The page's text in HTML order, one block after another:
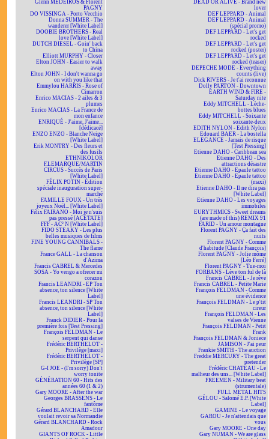
Glenn MEDEIROS & Florent
PAGNY
DO VISSINGA - Porto Vecchio
Donna SUMMER - The
wanderer [White Label]
DOOBIE BROTHERS - Real
love [White Label]
DUTCH DIESEL - Goin' back
to China
Elliott MURPHY - Closer
Elton JOHN - Easier to walk
away
Elton JOHN - I don't wanna go
on with you like that
Emmylou HARRIS - Rose of
Cimarron
Enrico MACIAS - 2 ailes & 3
plumes
Enrico MACIAS - La France de
mon enfance
ENRIQUÉ - J'aime, J'aime...
[dédicacé]
ENZO ENZO - Blanche Neige
[White Label]
Erik MONTRY - Des fleurs et
des fusils
ETHNIKOLOR
F.LEMARQUE/MARTIN
CIRCUS - Succès de Paris
[White Label]
FÉLIX POTIN - Édition
spéciale inauguration super-
marché
FAMILLE FOUX - Un très
joyeux Noël... [White Label]
Félix FAIRANO - Moi je n'suis
pas pressé [ACÉTATE]
FFF - AC² N [White Label]
FIDO STEAKY - Les plus
belles musiques de films
FINE YOUNG CANNIBALS -
The flame
France GALL - La chanson
d'Azima
Francis CABREL & Mercedes
SOSA - Yo vengo a ofrecer mi
corazon
Francis LEANDRI - EP Ton
absence, ton silence [White
Label]
Francis LEANDRI - SP Ton
absence, ton silence [White
Label]
Franck DIDIER - Pour la
première fois [Test Pressing]
François FELDMAN - Le
serpent qui danse
Frédéric BERTHELOT -
Privilège [maxi]
Frédéric BERTHELOT -
Privilège [SP]
G-I JOE - (I'm sorry) Don't
worry tonite
GÉNÉRATION 60 - Hits des
années 60 (1 & 2)
Gary MOORE - After the war
Georges BRASSENS - Le
fantôme
Gérard BLANCHARD - Elle
voulait revoir sa Normandie
Gérard BLANCHARD - Rock
Amadour
GIANTS OF ROCK - Little
DEAD OR ALIVE - Brand new
lover
DEF LEPPARD - Animal
DEF LEPPARD - Animal
(spécial promo)
DEF LEPPARD - Let's get
rocked
DEF LEPPARD - Let's get
rocked (poster)
DEF LEPPARD - Let's get
rocked (teaser)
DEPECHE MODE - Everything
counts (live)
Dick RIVERS - Je t'ai reconnue
Dolly PARTON - Downtown
EARTH WIND & FIRE -
Saturday nite
Eddy MITCHELL - Lèche-
bottes blues
Eddy MITCHELL - Soixante
soixante-deux
EDITH NYLON - Edith Nylon
Edouard BAER - La bostella
ELEGANCE - Jamais de risque
[Test Pressing]
Etienne DAHO - Caribbean sea
Etienne DAHO - Des
attractions désastre
Etienne DAHO - Epaule tattoo
Etienne DAHO - Epaule tattoo
(maxi)
Etienne DAHO - Il ne dira pas
[White Label]
Etienne DAHO - Les voyages
immobiles
EURYTHMICS - Sweet dreams
(are made of this) REMIX 91
FARID - Un amour montagne
Florent PAGNY - Ça fait des
nuits
Florent PAGNY - Comme
d'habitude [Claude François]
Florent PAGNY - Jolie môme
[Léo Ferré]
Florent PAGNY - Tue-moi
FORBANS - Lève ton ful de là
Francis CABREL - Je rêve
Francis CABREL - Petite Marie
François FELDMAN - Comme
une évidence
François FELDMAN - Le p'tit
cireur
François FELDMAN - Les
valses de Vienne
François FELDMAN - Petit
Frank
François FELDMAN & Joniece
JAMISON - J'ai peur
Frankie SMITH - The auction
Freddie MERCURY - The great
pretender
Frédéric CHATEAU - Le
malheur des uns... [White Label]
FREEMEN - Military beat
(strumentale)
FULL METAL HITS
GÉLOU - Salomé E.P. [White
Label]
GAMINE - Le voyage
GAROU - Je n'attendais que
vous
Gary MOORE - One day
Gary NUMAN - We are glass